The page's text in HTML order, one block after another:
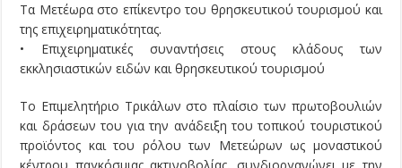
Τα Μετέωρα στο επίκεντρο του θρησκευτικού τουρισμού και
της επιχειρηματικότητας.
• Επιχειρηματικές συναντήσεις στους κλάδους των
εκκλησιαστικών ειδών και θρησκευτικού τουρισμού
Το Επιμελητήριο Τρικάλων στο πλαίσιο των πρωτοβουλιών
και δράσεων του για την ανάδειξη του τοπικού τουριστικού
προϊόντος και του ρόλου των Μετεώρων ως μοναστικού